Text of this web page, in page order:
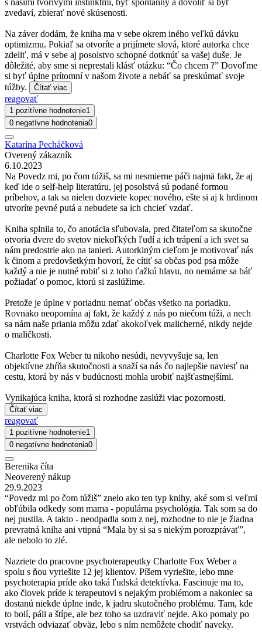
s našimi tvorivými inštinktmi, byť spontánny a dovoliť si byť
zvedaví, zbierať nové skúsenosti.
Na záver dodám, že kniha ma v sebe okrem iného veľkú dávku
optimizmu. Pokiaľ sa otvoríte a prijímete slová, ktoré autorka chce
zdeliť, má v sebe aj posolstvo schopné dotknúť sa vašej duše. Je
dôležité, aby sme si neprestali klásť otázku: “Čo chcem ?” Dovoľme
si byť úplne prítomní v našom živote a nebáť sa preskúmať svoje
túžby.
Čítať viac
reagovať
1 pozitívne hodnotenie1
0 negatívne hodnotenia0
Katarína Pecháčková
Overený zákazník
6.10.2023
Na Povedz mi, po čom túžiš, sa mi nesmierne páči najmä fakt, že aj
keď ide o self-help literatúru, jej posolstvá sú podané formou
príbehov, a tak sa nielen dozviete kopec nového, ešte si aj k hrdinom
utvoríte pevné putá a nebudete sa ich chcieť vzdať.
Kniha splnila to, čo anotácia sľubovala, pred čitateľom sa skutočne
otvoria dvere do svetov niekoľkých ľudí a ich trápení a ich svet sa
nám predostrie ako na tanieri. Autorkiným cieľom je motivovať nás
k činom a predovšetkým hovorí, že cítiť sa občas pod psa môže
každý a nie je nutné robiť si z toho ťažkú hlavu, no nemáme sa báť
požiadať o pomoc, ktorú si zaslúžime.
Pretože je úplne v poriadnu nemať občas všetko na poriadku.
Rovnako neopomína aj fakt, že každý z nás po niečom túži, a nech
sa nám naše priania môžu zdať akokoľvek malicherné, nikdy nejde
o maličkosti.
Charlotte Fox Weber tu nikoho nesúdi, nevyvyšuje sa, len
objektívne zhŕňa skutočnosti a snaží sa nás čo najlepšie naviesť na
cestu, ktorá by nás v budúcnosti mohla urobiť najšťastnejšími.
Vynikajúca kniha, ktorá si rozhodne zaslúži viac pozornosti.
Čítať viac
reagovať
1 pozitívne hodnotenie1
0 negatívne hodnotenia0
Berenika číta
Neoverený nákup
29.9.2023
“Povedz mi po čom túžiš” znelo ako ten typ knihy, aké som si veľmi
obľúbila odkedy som mama - populárna psychológia. Tak som sa do
nej pustila. A takto - neodpadla som z nej, rozhodne to nie je žiadna
prevratná kniha ani vtipná “Mala by si sa s niekým porozprávať”,
ale nebolo to zlé.
Nazriete do pracovne psychoterapeutky Charlotte Fox Weber a
spolu s ňou vyriešite 12 jej klientov. Píšem vyriešite, lebo mne
psychoterapia príde ako taká ľudská detektívka. Fascinuje ma to,
ako človek príde k terapeutovi s nejakým problémom a nakoniec sa
dostanú niekde úplne inde, k jadru skutočného problému. Tam, kde
to bolí, páli a štípe, ale bez toho sa uzdraviť nejde. Ako pomaly po
vrstvách odviazať obväz, lebo s ním nemôžete chodiť naveky.